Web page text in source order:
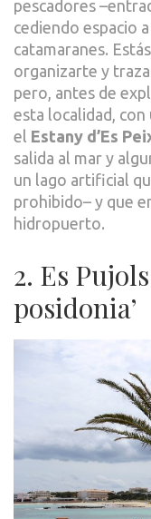
pescadores
cediendo espacio
catamaranes.
organizarte y
pero, antes de
esta localidad,
el Estany d’Es
salida al mar y
un lago artificial
prohibido– y que
hidropuerto.
2. Es
posidonia’